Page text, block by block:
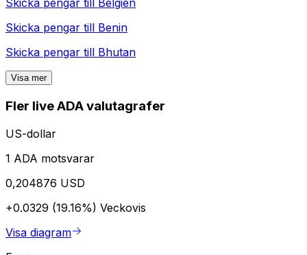
Skicka pengar till
Belgien
Skicka pengar till Benin
Skicka pengar till Bhutan
Visa mer
Fler live ADA valutagrafer
US-dollar
1 ADA motsvarar
0,204876 USD
+0.0329 (19.16%) Veckovis
Visa diagram